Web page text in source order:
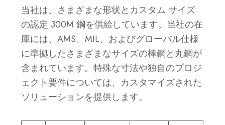
当社は、さまざまな形状とカスタム サイズ
の認定 300M 鋼を供給しています。当社の在
庫には、AMS、MIL、およびグローバル仕様
に準拠したさまざまなサイズの棒鋼と丸鋼が
含まれています。特殊な寸法や独自のプロジ
ェクト要件については、カスタマイズされた
ソリューションを提供します。